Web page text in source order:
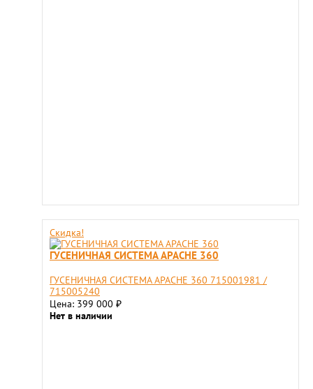
Скидка!
ГУСЕНИЧНАЯ СИСТЕМА APACHE 360
ГУСЕНИЧНАЯ СИСТЕМА APACHE 360 715001981 /
715005240
Цена: 399 000 ₽
Нет в наличии